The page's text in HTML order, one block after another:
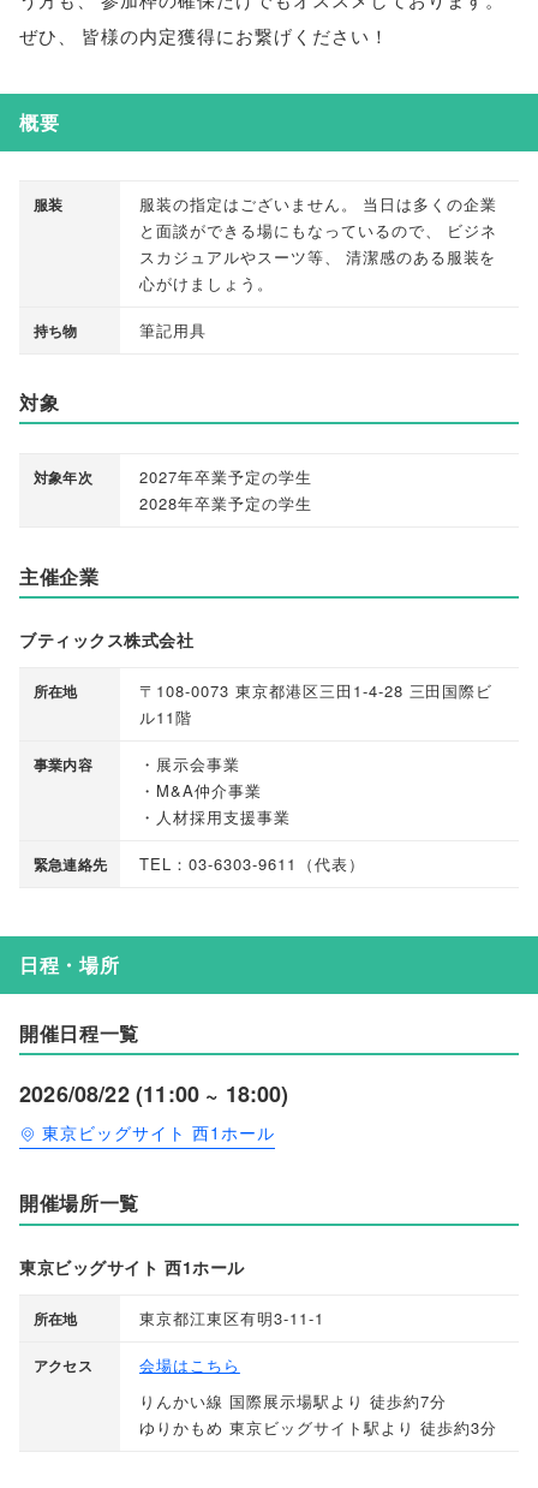
ぜひ
皆様の内定獲得にお繋げください！
概要
服装 服装の指定はございません 。
当日は多くの企業
と面談ができる場にもなっているので
ビジネ
スカジュアルやスーツ等
清潔感のある服装を
心がけましょう 。
持ち物 筆記用具
対象
対象年次
2027年卒業予定の学生
2028年卒業予定の学生
主催企業
ブティックス株式会社
所在地
〒108-0073 東京都港区三田1-4-28 三田国際ビ
ル11階
事業内容
・展示会事業
・M&A仲介事業
・人材採用支援事業
緊急連絡先 TEL：03-6303-9611 （代表）
日程・場所
開催日程一覧
2026/08/22 (11:00 ~ 18:00)
東京ビッグサイト 西1ホール
開催場所一覧
東京ビッグサイト 西1ホール
所在地 東京都江東区有明3-11-1
アクセス
会場はこちら
りんかい線 国際展示場駅より 徒歩約7分
ゆりかもめ 東京ビッグサイト駅より 徒歩約3分